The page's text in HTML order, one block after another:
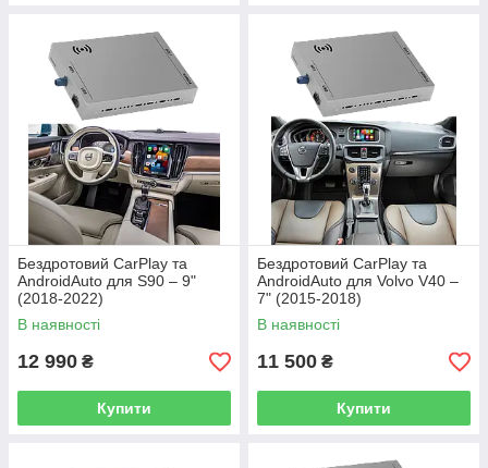
Бездротовий CarPlay та
AndroidAuto для S90 – 9"
(2018-2022)
В наявності
12 990 ₴
Купити
Бездротовий CarPlay та
AndroidAuto для Volvo V40 –
7" (2015-2018)
В наявності
11 500 ₴
Купити